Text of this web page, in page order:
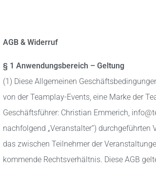
AGB & Widerruf
§ 1 Anwendungsbereich – Geltung
(1) Diese Allgemeinen
von der Teamplay-Events, eine Marke der
Geschäftsführer: Christian Emmerich,
nachfolgend „Veranstalter“) durchgeführten
das zwischen Teilnehmer der
kommende Rechtsverhältnis. Diese AGB